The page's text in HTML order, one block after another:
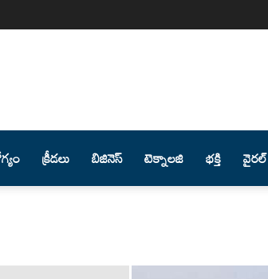
క్రీడలు బిజినెస్ టెక్నాలజి భక్తి వైరల్